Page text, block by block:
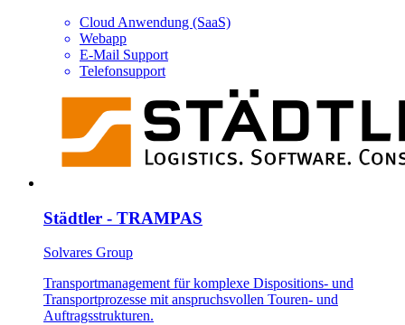
Cloud Anwendung (SaaS)
Webapp
E-Mail Support
Telefonsupport
Städtler - TRAMPAS
Solvares Group
Transportmanagement für komplexe Dispositions- und
Transportprozesse mit anspruchsvollen Touren- und
Auftragsstrukturen.